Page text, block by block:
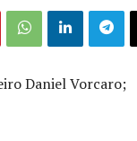
Daniel Vorcaro;